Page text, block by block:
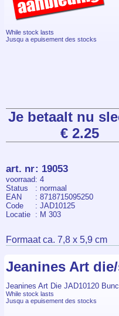
While stock lasts
Jusqu a epuisement des stocks
Je betaalt nu
€ 2.25
art. nr: 19053
voorraad: 4
Status
: normaal
EAN
: 8718715095250
Code
: JAD10125
Locatie : M 303
Formaat ca. 7,8 x 5,9 cm
Jeanines Art
Jeanines Art Die JAD10120
While stock lasts
Jusqu a epuisement des stocks